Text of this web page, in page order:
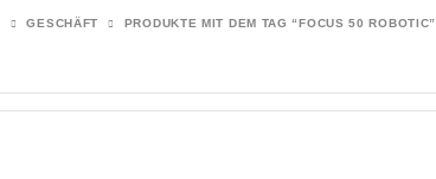
GESCHÄFT PRODUKTE MIT DEM TAG “FOCUS 50 ROBOTIC”